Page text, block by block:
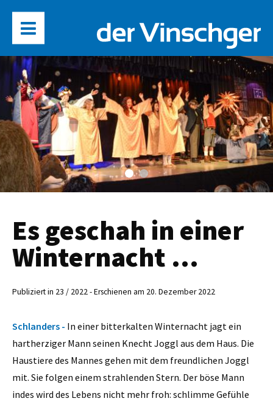
Es geschah in einer
Winternacht …
Publiziert in 23 / 2022 - Erschienen am 20. Dezember 2022
Schlanders - In einer bitterkalten Winternacht jagt ein
hartherziger Mann seinen Knecht Joggl aus dem Haus. Die
Haustiere des Mannes gehen mit dem freundlichen Joggl
mit. Sie folgen einem strahlenden Stern. Der böse Mann
indes wird des Lebens nicht mehr froh: schlimme Gefühle